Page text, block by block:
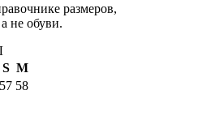
размеров,
не обуви.
S M
57 58